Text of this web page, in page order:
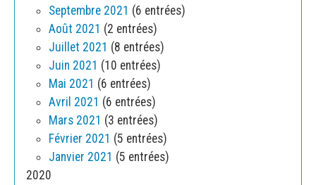
Septembre 2021 (6 entrées)
Août 2021 (2 entrées)
Juillet 2021 (8 entrées)
Juin 2021 (10 entrées)
Mai 2021 (6 entrées)
Avril 2021 (6 entrées)
Mars 2021 (3 entrées)
Février 2021 (5 entrées)
Janvier 2021 (5 entrées)
2020